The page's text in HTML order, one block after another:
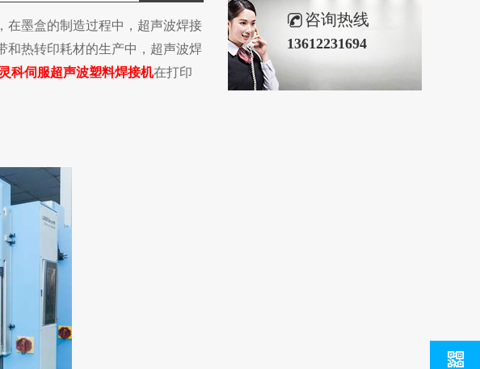
在墨盒的制造过程中，超声波焊接
和热转印耗材的生产中，超声波焊
科伺服超声波塑料焊接机在打印
咨询热线
13612231694